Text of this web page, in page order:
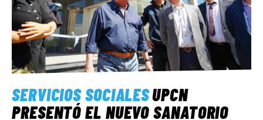
SERVICIOS SOCIALESUPCN
PRESENTÓ EL NUEVO SANATORIO